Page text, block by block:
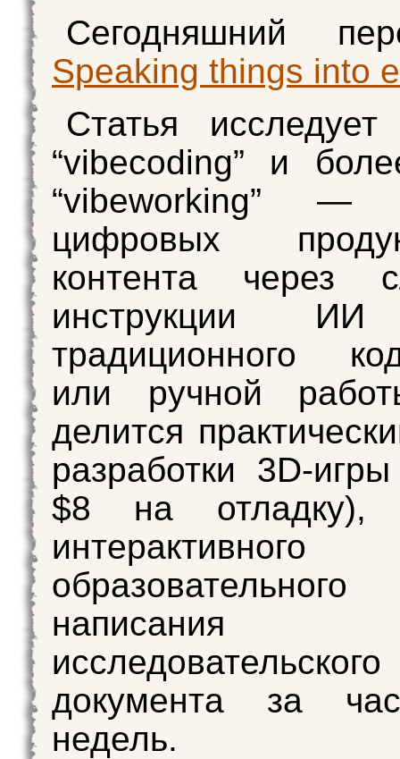
Сегодняшний
Speaking things into
Статья
“vibecoding” и
“vibeworking” —
цифровых
контента через
инструкции ИИ
традиционного
или ручной
делится
разработки 3D-
$8 на отладку),
интерактивного
написания
исследовательского
документа за
недель.